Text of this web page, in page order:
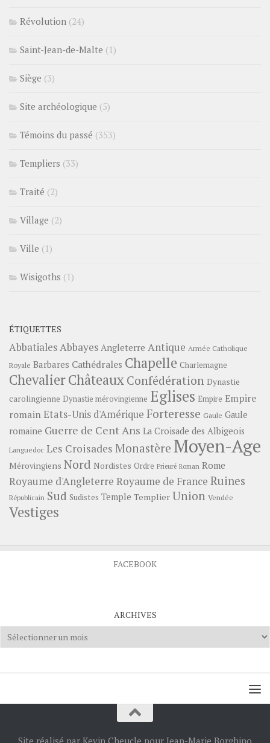
Révolution (24)
Saint-Jean-de-Malte (1)
Siège (3)
Site archéologique (5)
Témoins du passé (353)
Templiers (33)
Traité (2)
Village (2)
Ville (1)
Wisigoths (1)
ÉTIQUETTES
AbbatialesAbbayes Angleterre Antique Armée Catholique
Royale Barbares Cathédrales Chapelle Charlemagne
ChevalierChâteauxConfédération Dynastie
carolingienne Dynastie mérovingienne Eglises Empire Empire
romainEtats-Unis d'Amérique Forteresse Gaule Gaule
romaine Guerre de Cent Ans La Croisade des Albigeois
Languedoc Les Croisades Monastère Moyen-Age
Mérovingiens Nord Nordistes Ordre Prieuré Roman Rome
Royaume d'Angleterre Royaume de France Ruines
Républicain Sud Sudistes Temple Templier Union Vendée
Vestiges
FACEBOOK
ARCHIVES
Archives